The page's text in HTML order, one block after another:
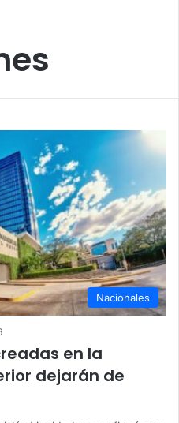
Nacionales
en la
dejarán de